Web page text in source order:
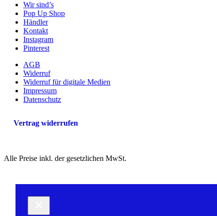
Wir sind’s
Pop Up Shop
Händler
Kontakt
Instagram
Pinterest
AGB
Widerruf
Widerruf für digitale Medien
Impressum
Datenschutz
Vertrag widerrufen
Alle Preise inkl. der gesetzlichen MwSt.